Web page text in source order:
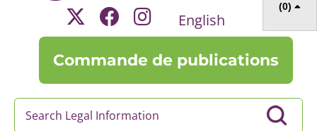
English
Commande de publications
(0)